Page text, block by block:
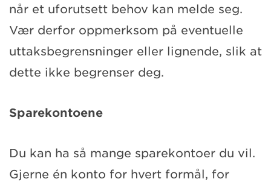
når et uforutsett behov kan melde seg.
Vær derfor oppmerksom på eventuelle
uttaksbegrensninger eller lignende, slik at
dette ikke begrenser deg.
Sparekontoene
Du kan ha så mange sparekontoer du vil.
Gjerne én konto for hvert formål, for